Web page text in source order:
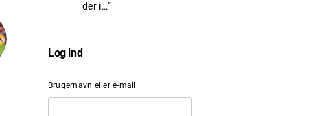
der i…”
Log ind
Brugernavn eller e-mail